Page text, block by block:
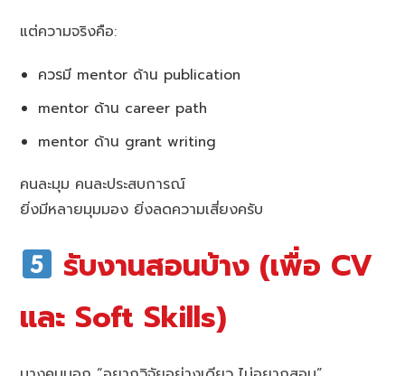
แต่ความจริงคือ:
ควรมี mentor ด้าน publication
mentor ด้าน career path
mentor ด้าน grant writing
คนละมุม คนละประสบการณ์
ยิ่งมีหลายมุมมอง ยิ่งลดความเสี่ยงครับ
รับงานสอนบ้าง (เพื่อ CV
และ Soft Skills)